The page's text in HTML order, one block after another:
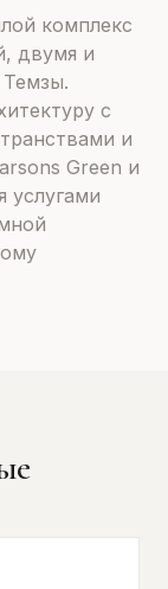
комплекс
двумя и
Темзы.
с
и
Green и
услугами